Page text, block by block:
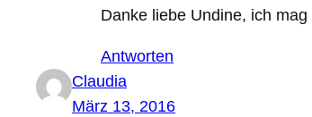
Danke liebe Undine, ich
Antworten
Claudia
März 13, 2016